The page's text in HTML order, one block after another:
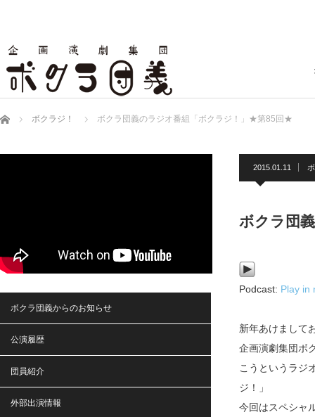
ホーム ボクラジ！ ボクラ団義のラジオ番組「ボクラジ！」★第85回★
2015.01.11
ボクラ団
Podcast: Play in
新年あけまして
企画演劇集団ボ
こうというラジ
ジ！」
今回はスペシャ
ボクラ団義からのお知らせ
公演履歴
団員紹介
外部出演情報